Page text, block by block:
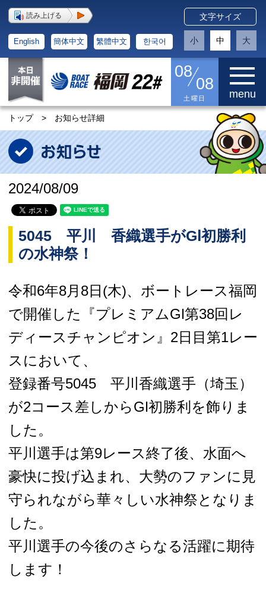
読み上げる
English 簡体中文 繁體中文 한국어
文字サイズ
小 中 大
08
08
土曜日 menu
トップ > お知らせ詳細
2024/08/09
5045 平川 香織選手がGⅠ初勝利
の水神祭！
令和6年8月8日(木)、ボートレース福岡
で開催した『プレミアムGⅠ第38回レ
ディースチャンピオン』2日目第1レー
スにおいて、
登録番号5045 平川香織選手（埼玉）
が2コース差しからGⅠ初勝利を飾りま
した。
平川選手は第9レース終了後、水面へ
豪快に投げ込まれ、大勢のファンに見
守られながら華々しい水神祭となりま
した。
平川選手の今後のさらなる活躍に期待
します！